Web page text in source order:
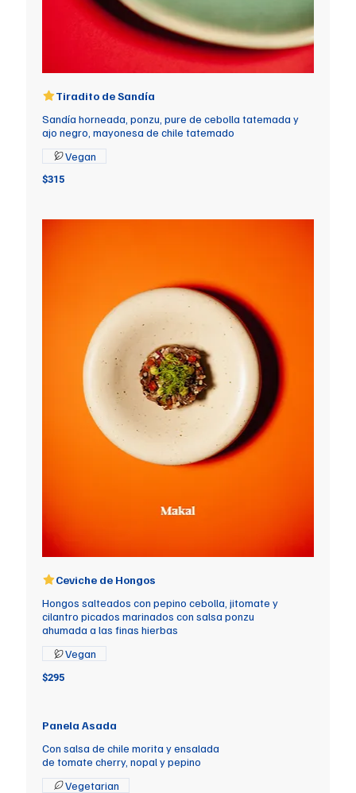
Tiradito de Sandía
Sandía horneada, ponzu, pure de cebolla tatemada y
ajo negro, mayonesa de chile tatemado
$315
Vegan
Ceviche de Hongos
Hongos salteados con pepino cebolla, jitomate y
cilantro picados marinados con salsa ponzu
ahumada a las finas hierbas
$295
Vegan
Panela Asada
Con salsa de chile morita y ensalada
de tomate cherry, nopal y pepino
Vegetarian